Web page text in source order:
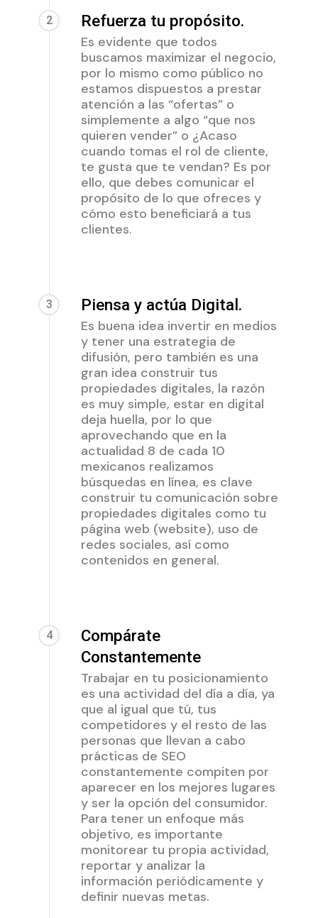
2 Refuerza tu propósito.
Es evidente que todos
buscamos maximizar el negocio,
por lo mismo como público no
estamos dispuestos a prestar
atención a las “ofertas” o
simplemente a algo “que nos
quieren vender” o ¿Acaso
cuando tomas el rol de cliente,
te gusta que te vendan? Es por
ello, que debes comunicar el
propósito de lo que ofreces y
cómo esto beneficiará a tus
clientes.
3 Piensa y actúa Digital.
Es buena idea invertir en medios
y tener una estrategia de
difusión, pero también es una
gran idea construir tus
propiedades digitales, la razón
es muy simple, estar en digital
deja huella, por lo que
aprovechando que en la
actualidad 8 de cada 10
mexicanos realizamos
búsquedas en línea, es clave
construir tu comunicación sobre
propiedades digitales como tu
página web (website), uso de
redes sociales, así como
contenidos en general.
4
Compárate
Constantemente
Trabajar en tu posicionamiento
es una actividad del día a día, ya
que al igual que tú, tus
competidores y el resto de las
personas que llevan a cabo
prácticas de SEO
constantemente compiten por
aparecer en los mejores lugares
y ser la opción del consumidor.
Para tener un enfoque más
objetivo, es importante
monitorear tu propia actividad,
reportar y analizar la
información periódicamente y
definir nuevas metas.